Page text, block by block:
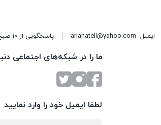
ایمیل arianatell@yahoo.com پاسخگویی از 10 صبح الی 19
ما را در شبکه‌های اجتماعی
لطفا ایمیل خود را وارد نمایید